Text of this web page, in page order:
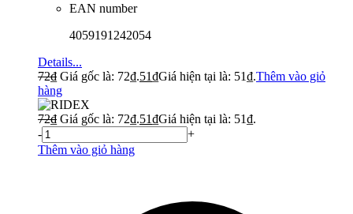
EAN number
4059191242054
Details...
72₫ Giá gốc là: 72₫.51₫Giá hiện tại là: 51₫.Thêm vào giỏ
hàng
72₫ Giá gốc là: 72₫.51₫Giá hiện tại là: 51₫.
-
+
Thêm vào giỏ hàng